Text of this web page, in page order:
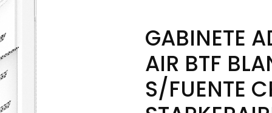
GABINETE
AIR BTF
S/FUENTE